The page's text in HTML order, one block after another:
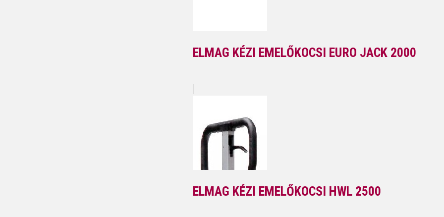
ELMAG KÉZI EMELŐKOCSI EURO JACK 2000
ELMAG KÉZI EMELŐKOCSI HWL 2500